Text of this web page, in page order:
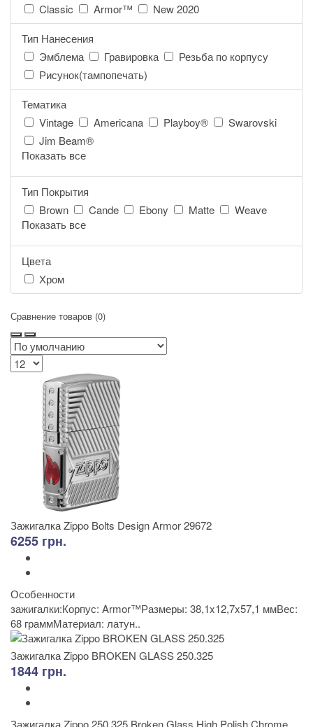
Classic
Armor™
New 2020
Тип Нанесения
Эмблема
Гравировка
Резьба по корпусу
Рисунок(тампопечать)
Тематика
Vintage
Americana Playboy®
Swarovski
Jim Beam®
Показать все
Тип Покрытия
Brown
Cande Ebony Matte
Weave
Показать все
Цвета
Хром
Сравнение товаров (0)
Зажигалка Zippo Bolts Design Armor 29672
6255 грн.
Особенности
зажигалки:Корпус: Armor™Размеры: 38,1x12,7x57,1 ммВес:
68 граммМатериал: латун..
Зажигалка Zippo BROKEN GLASS 250.325
1844 грн.
Зажигалка Zippo 250.325 Broken Glass High Polish Chrome